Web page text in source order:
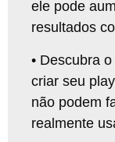
ele pode
resultados
• Descubra
criar seu
não podem
realmente